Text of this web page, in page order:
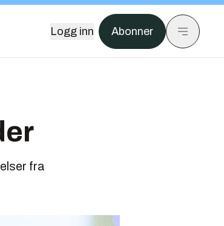
Logg inn Abonner
fra